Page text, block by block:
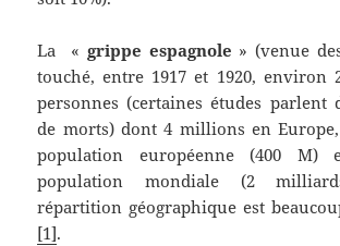
La « grippe espagnole » (venue
touché, entre 1917 et 1920, environ
personnes (certaines études parlent
de morts) dont 4 millions en
population européenne (400
population mondiale (2
répartition géographique est
[1].